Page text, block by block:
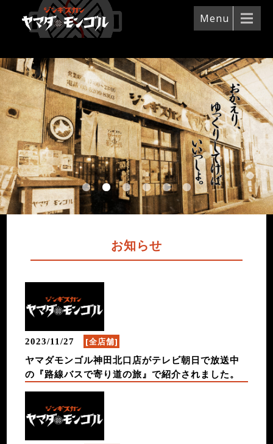
Menu
お知らせ
2023/11/27 [全店舗]
ヤマダモンゴル神田北口店がテレビ朝日で放送中
の『路線バスで寄り道の旅』で紹介されました。